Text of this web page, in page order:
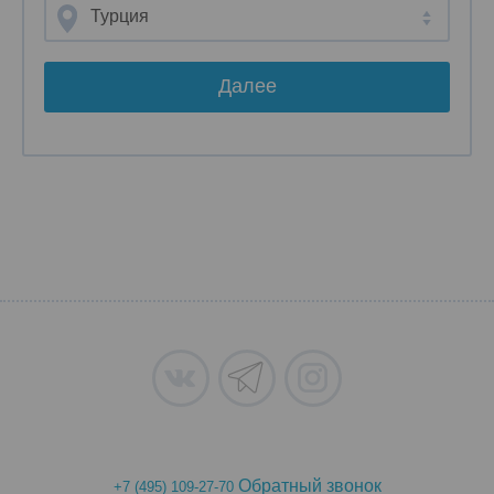
Турция
Далее
+7 (495) 109-27-70 Обратный звонок